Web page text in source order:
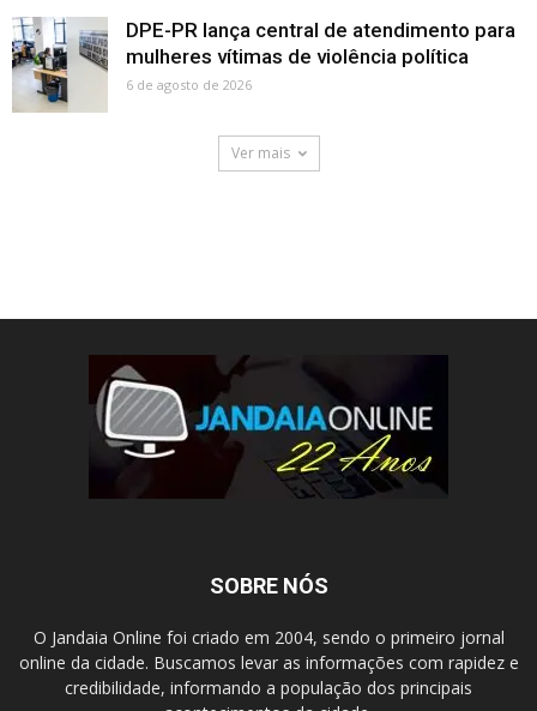
DPE-PR lança central de atendimento para
mulheres vítimas de violência política
6 de agosto de 2026
Ver mais
SOBRE NÓS
O Jandaia Online foi criado em 2004, sendo o primeiro jornal
online da cidade. Buscamos levar as informações com rapidez e
credibilidade, informando a população dos principais